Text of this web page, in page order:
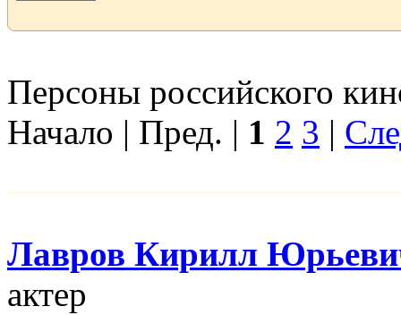
Персоны российского
Начало | Пред. | 1 2 3 |
Лавров Кирилл
актер